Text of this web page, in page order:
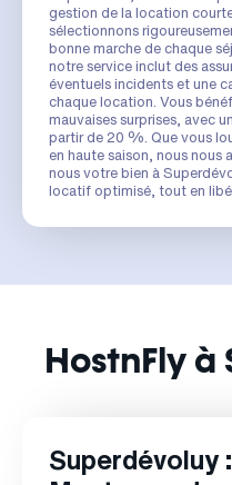
gestion de la location
sélectionnons
bonne marche de chaque
notre service inclut des
éventuels incidents et une
chaque location. Vous
mauvaises surprises, avec
partir de 20 %. Que vous
en haute saison, nous nous
nous votre bien à
locatif optimisé, tout en
HostnFly
Superdévoluy